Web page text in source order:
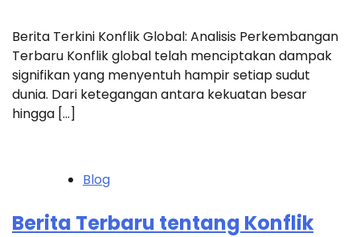
Berita Terkini Konflik Global: Analisis Perkembangan
Terbaru Konflik global telah menciptakan dampak
signifikan yang menyentuh hampir setiap sudut
dunia. Dari ketegangan antara kekuatan besar
hingga […]
Blog
Berita Terbaru tentang Konflik